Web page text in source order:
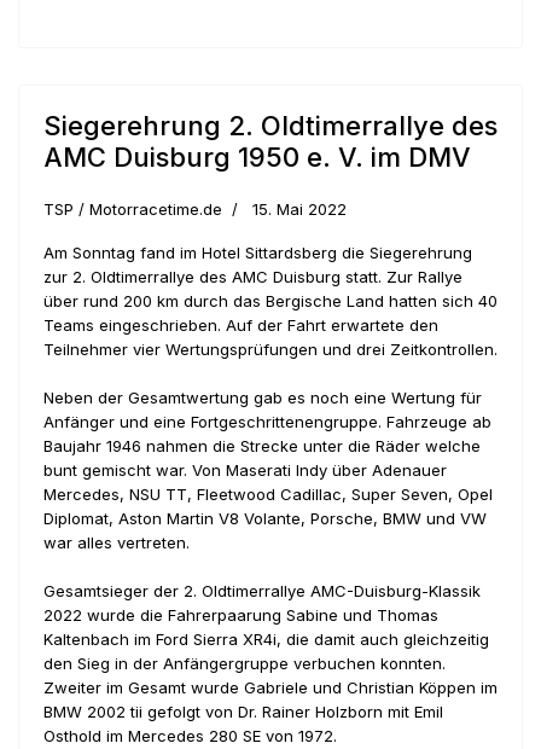
Siegerehrung 2. Oldtimerrallye des
AMC Duisburg 1950 e. V. im DMV
TSP / Motorracetime.de 15. Mai 2022
Am Sonntag fand im Hotel Sittardsberg die Siegerehrung
zur 2. Oldtimerrallye des AMC Duisburg statt. Zur Rallye
über rund 200 km durch das Bergische Land hatten sich 40
Teams eingeschrieben. Auf der Fahrt erwartete den
Teilnehmer vier Wertungsprüfungen und drei Zeitkontrollen.
Neben der Gesamtwertung gab es noch eine Wertung für
Anfänger und eine Fortgeschrittenengruppe. Fahrzeuge ab
Baujahr 1946 nahmen die Strecke unter die Räder welche
bunt gemischt war. Von Maserati Indy über Adenauer
Mercedes, NSU TT, Fleetwood Cadillac, Super Seven, Opel
Diplomat, Aston Martin V8 Volante, Porsche, BMW und VW
war alles vertreten.
Gesamtsieger der 2. Oldtimerrallye AMC-Duisburg-Klassik
2022 wurde die Fahrerpaarung Sabine und Thomas
Kaltenbach im Ford Sierra XR4i, die damit auch gleichzeitig
den Sieg in der Anfängergruppe verbuchen konnten.
Zweiter im Gesamt wurde Gabriele und Christian Köppen im
BMW 2002 tii gefolgt von Dr. Rainer Holzborn mit Emil
Osthold im Mercedes 280 SE von 1972.